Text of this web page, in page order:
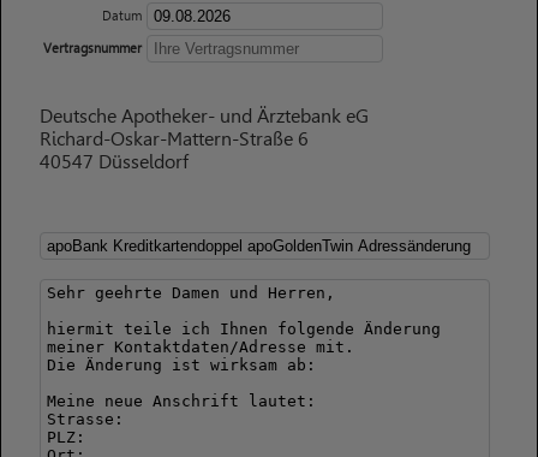
Datum
Vertragsnummer
Deutsche Apotheker- und Ärztebank eG
Richard-Oskar-Mattern-Straße 6
40547 Düsseldorf